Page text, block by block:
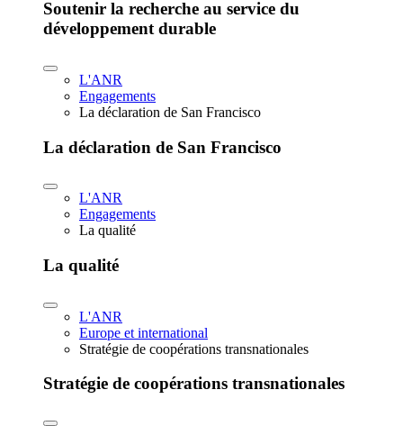
Soutenir la recherche au service du
développement durable
L'ANR
Engagements
La déclaration de San Francisco
La déclaration de San Francisco
L'ANR
Engagements
La qualité
La qualité
L'ANR
Europe et international
Stratégie de coopérations transnationales
Stratégie de coopérations transnationales